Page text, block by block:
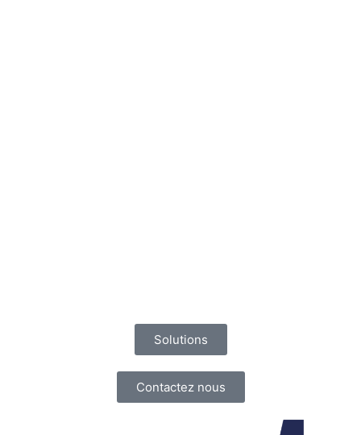
Solutions
Contactez nous